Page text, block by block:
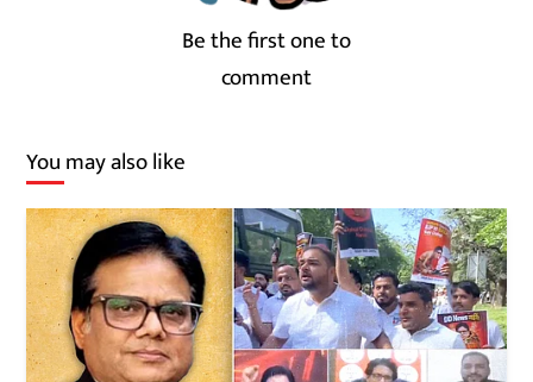
Be the first one to
comment
You may also like